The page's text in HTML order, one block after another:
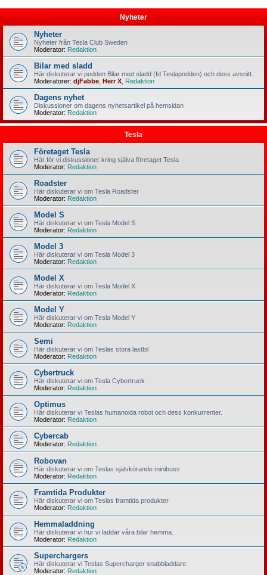
Nyheter
Nyheter
Nyheter från Tesla Club Sweden
Moderator: Redaktion
Bilar med sladd
Här diskuterar vi podden Bilar med sladd (fd Teslapodden) och dess avsnitt.
Moderatorer: djFabbe Herr X Redaktion
Dagens nyhet
Diskussioner om dagens nyhetsartikel på hemsidan
Moderator: Redaktion
Tesla
Företaget Tesla
Här för vi diskussioner kring själva företaget Tesla
Moderator: Redaktion
Roadster
Här diskuterar vi om Tesla Roadster
Moderator: Redaktion
Model S
Här diskuterar vi om Tesla Model S
Moderator: Redaktion
Model 3
Här diskuterar vi om Tesla Model 3
Moderator: Redaktion
Model X
Här diskuterar vi om Tesla Model X
Moderator: Redaktion
Model Y
Här diskuterar vi om Tesla Model Y
Moderator: Redaktion
Semi
Här diskuterar vi om Teslas stora lastbil
Moderator: Redaktion
Cybertruck
Här diskuterar vi om Tesla Cybertruck
Moderator: Redaktion
Optimus
Här diskuterar vi Teslas humanoida robot och dess konkurrenter.
Moderator: Redaktion
Cybercab
Moderator: Redaktion
Robovan
Här diskuterar vi om Teslas självkörande minibuss
Moderator: Redaktion
Framtida Produkter
Här diskuterar vi om Teslas framtida produkter
Moderator: Redaktion
Hemmaladdning
Här diskuterar vi hur vi laddar våra bilar hemma.
Moderator: Redaktion
Superchargers
Här diskuterar vi Teslas Supercharger snabbladdare.
Moderator: Redaktion